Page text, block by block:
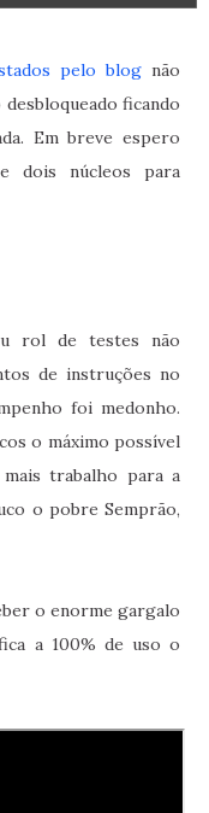
pelo blog não
ficando
Em breve espero
dois núcleos para
rol de testes não
de instruções no
foi medonho.
o máximo possível
trabalho para a
o pobre Semprão,
o enorme gargalo
a 100% de uso o